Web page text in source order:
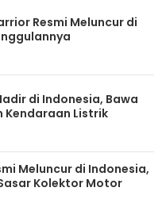
Resmi Meluncur di
di Indonesia, Bawa
Kendaraan Listrik
Meluncur di Indonesia,
Kolektor Motor